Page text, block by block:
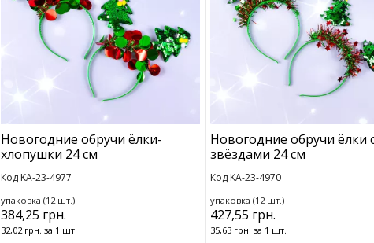
Новогодние обручи ёлки-
хлопушки 24 см
Код KA-23-4977
упаковка (12 шт.)
384,25 грн.
32,02 грн. за 1 шт.
Новогодние обручи ёлки
звёздами 24 см
Код KA-23-4970
упаковка (12 шт.)
427,55 грн.
35,63 грн. за 1 шт.